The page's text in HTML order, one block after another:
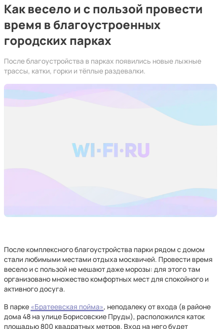
Как весело и с пользой провести
время в благоустроенных
городских парках
После благоустройства в парках появились новые лыжные
трассы, катки, горки и тёплые раздевалки.
После комплексного благоустройства парки рядом с домом
стали любимыми местами отдыха москвичей. Провести время
весело и с пользой не мешают даже морозы: для этого там
организовано множество комфортных мест для спокойного и
активного досуга.
В парке «Братеевская пойма», неподалеку от входа (в районе
дома 48 на улице Борисовские Пруды), расположился каток
площадью 800 квадратных метров. Вход на него будет